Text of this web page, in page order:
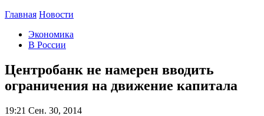
Главная Новости
Экономика
В России
Центробанк не намерен вводить
ограничения на движение капитала
19:21 Сен. 30, 2014